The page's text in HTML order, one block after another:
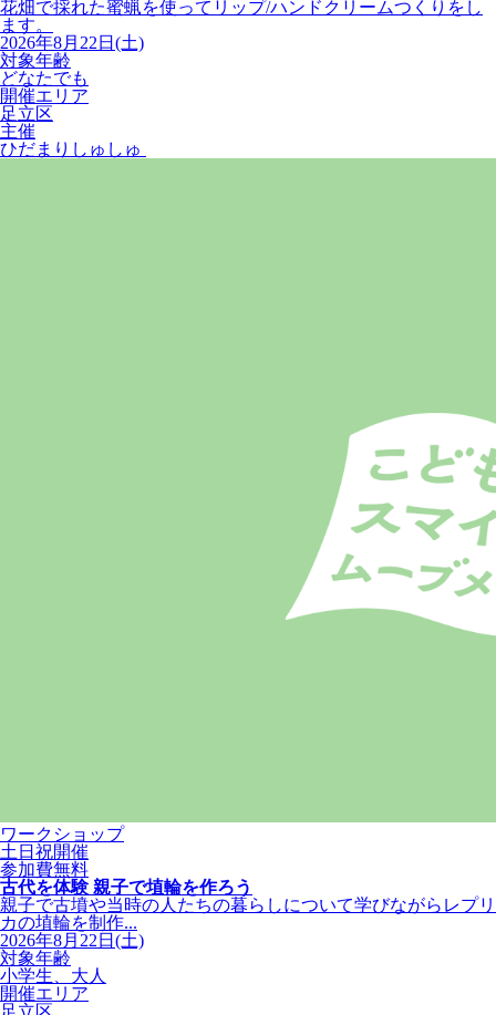
花畑で採れた蜜蝋を使ってリップ/ハンドクリームつくりをし
ます。
2026年8月22日(土)
対象年齢
どなたでも
開催エリア
足立区
主催
ひだまりしゅしゅ
ワークショップ
土日祝開催
参加費無料
古代を体験 親子で埴輪を作ろう
親子で古墳や当時の人たちの暮らしについて学びながらレプリ
カの埴輪を制作...
2026年8月22日(土)
対象年齢
小学生、大人
開催エリア
足立区